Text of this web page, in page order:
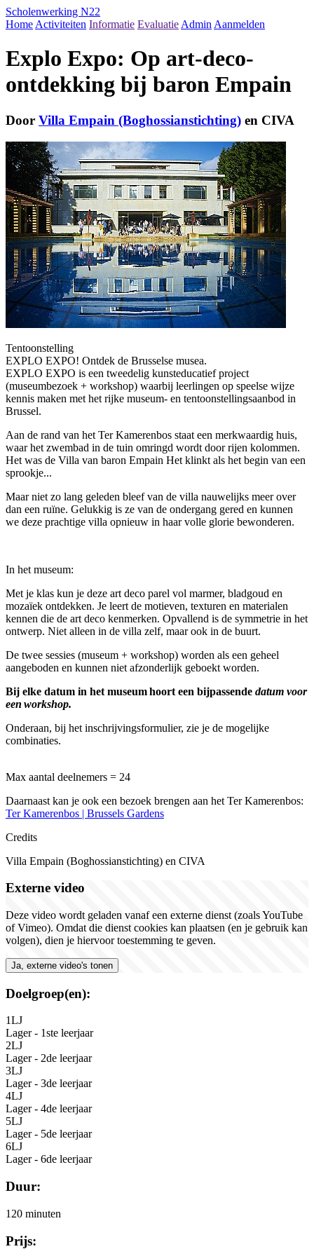
Scholenwerking N22
Home Activiteiten Informatie Evaluatie Admin Aanmelden
Explo Expo: Op art-deco-
ontdekking bij baron Empain
Door Villa Empain (Boghossianstichting) en CIVA
Tentoonstelling
EXPLO EXPO! Ontdek de Brusselse musea.
EXPLO EXPO is een tweedelig kunsteducatief project
(museumbezoek + workshop) waarbij leerlingen op speelse wijze
kennis maken met het rijke museum- en tentoonstellingsaanbod in
Brussel.
Aan de rand van het Ter Kamerenbos staat een merkwaardig huis,
waar het zwembad in de tuin omringd wordt door rijen kolommen.
Het was de Villa van baron Empain Het klinkt als het begin van een
sprookje...
Maar niet zo lang geleden bleef van de villa nauwelijks meer over
dan een ruïne. Gelukkig is ze van de ondergang gered en kunnen
we deze prachtige villa opnieuw in haar volle glorie bewonderen.
In het museum:
Met je klas kun je deze art deco parel vol marmer, bladgoud en
mozaïek ontdekken. Je leert de motieven, texturen en materialen
kennen die de art deco kenmerken. Opvallend is de symmetrie in het
ontwerp. Niet alleen in de villa zelf, maar ook in de buurt.
De twee sessies (museum + workshop) worden als een geheel
aangeboden en kunnen niet afzonderlijk geboekt worden.
Bij elke datum in het museum hoort een bijpassende datum voor
een workshop.
Onderaan, bij het inschrijvingsformulier, zie je de mogelijke
combinaties.
Max aantal deelnemers = 24
Daarnaast kan je ook een bezoek brengen aan het TerKamerenbos:
TerKamerenbos | Brussels Gardens
Credits
Villa Empain (Boghossianstichting) en CIVA
Externe video
Deze video wordt geladen vanaf een externe dienst (zoals YouTube
of Vimeo). Omdat die dienst cookies kan plaatsen (en je gebruik kan
volgen), dien je hiervoor toestemming te geven.
Ja, externe video's tonen
Doelgroep(en):
1LJ
Lager - 1ste leerjaar
2LJ
Lager - 2de leerjaar
3LJ
Lager - 3de leerjaar
4LJ
Lager - 4de leerjaar
5LJ
Lager - 5de leerjaar
6LJ
Lager - 6de leerjaar
Duur:
120 minuten
Prijs: